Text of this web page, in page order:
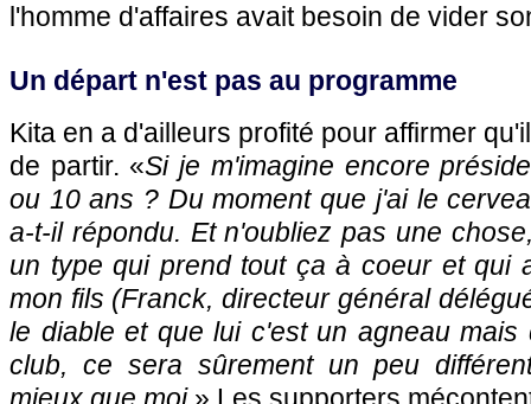
l'homme d'affaires avait besoin de vider
Un départ n'est pas au programme
Kita en a d'ailleurs profité pour affirmer
de partir. «Si je m'imagine encore
ou 10 ans ? Du moment que j'ai le
a-t-il répondu. Et n'oubliez pas une
un type qui prend tout ça à coeur et qui
mon fils (Franck, directeur général
le diable et que lui c'est un agneau mais
club, ce sera sûrement un peu